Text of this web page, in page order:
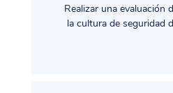
Realizar una evaluación
la cultura de seguridad